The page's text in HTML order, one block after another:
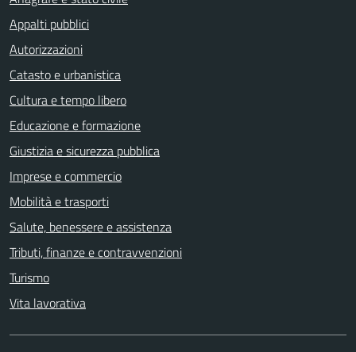
Appalti pubblici
Autorizzazioni
Catasto e urbanistica
Cultura e tempo libero
Educazione e formazione
Giustizia e sicurezza pubblica
Imprese e commercio
Mobilità e trasporti
Salute, benessere e assistenza
Tributi, finanze e contravvenzioni
Turismo
Vita lavorativa